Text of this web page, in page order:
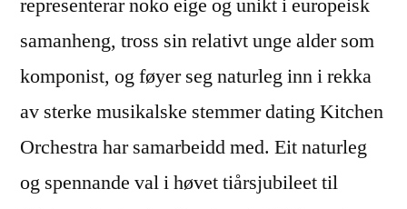
representerar noko eige og unikt i europeisk
samanheng, tross sin relativt unge alder som
komponist, og føyer seg naturleg inn i rekka
av sterke musikalske stemmer dating Kitchen
Orchestra har samarbeidd med. Eit naturleg
og spennande val i høvet tiårsjubileet til